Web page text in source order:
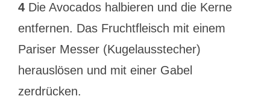
4Die Avocados halbieren und die Kerne
entfernen. Das Fruchtfleisch mit einem
Pariser Messer (Kugelausstecher)
herauslösen und mit einer Gabel
zerdrücken.